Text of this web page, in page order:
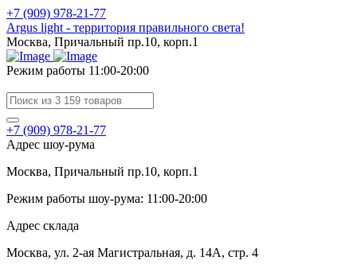
+7 (909) 978-21-77
Argus light - территория правильного света!
Москва, Причальный пр.10, корп.1
Режим работы 11:00-20:00
+7 (909) 978-21-77
Адрес шоу-рума
Москва, Причальный пр.10, корп.1
Режим работы шоу-рума: 11:00-20:00
Адрес склада
Москва, ул. 2-ая Магистральная, д. 14А, стр. 4